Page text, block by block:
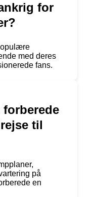
for
med deres
fans.
forberede
til
på
en